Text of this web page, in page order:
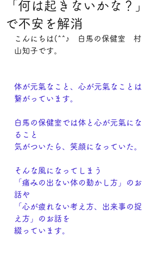
「何は起きないかな？」
で不安を解消
こんにちは(^^♪　白馬の保健室　村
山知子です。
体が元氣なこと、心が元氣なことは
繋がっています。
白馬の保健室では体と心が元氣にな
ること
気がついたら、笑顔になっていた。
そんな風になってしまう
「痛みの出ない体の動かし方」のお
話や
「心が疲れない考え方、出来事の捉
え方」のお話を
綴っています。